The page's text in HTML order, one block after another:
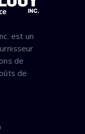
est un
de
de